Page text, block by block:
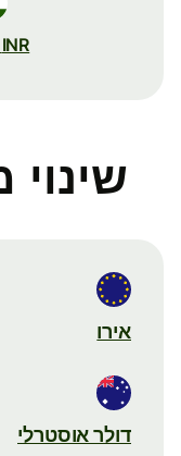
INR ל-PKR
אירו
דולר אוסטרלי